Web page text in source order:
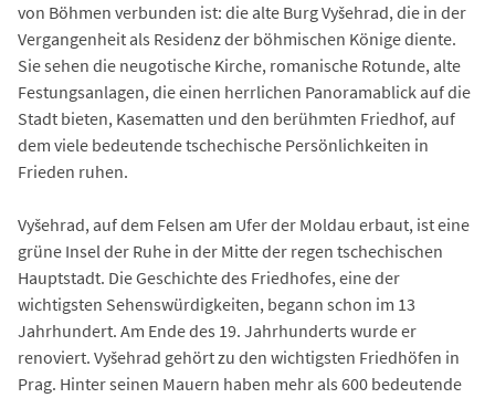
von Böhmen verbunden ist: die alte Burg Vyšehrad, die in der
Vergangenheit als Residenz der böhmischen Könige diente.
Sie sehen die neugotische Kirche, romanische Rotunde, alte
Festungsanlagen, die einen herrlichen Panoramablick auf die
Stadt bieten, Kasematten und den berühmten Friedhof, auf
dem viele bedeutende tschechische Persönlichkeiten in
Frieden ruhen.
Vyšehrad, auf dem Felsen am Ufer der Moldau erbaut, ist eine
grüne Insel der Ruhe in der Mitte der regen tschechischen
Hauptstadt. Die Geschichte des Friedhofes, eine der
wichtigsten Sehenswürdigkeiten, begann schon im 13
Jahrhundert. Am Ende des 19. Jahrhunderts wurde er
renoviert. Vyšehrad gehört zu den wichtigsten Friedhöfen in
Prag. Hinter seinen Mauern haben mehr als 600 bedeutende